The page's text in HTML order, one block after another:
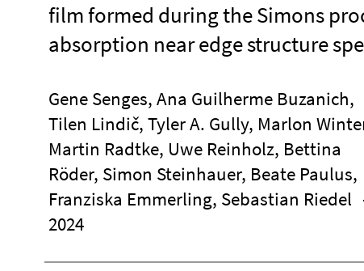
film formed during the Simons
absorption near edge structure
Gene Senges, Ana Guilherme Buzanich,
Tilen Lindič, Tyler A. Gully, Marlon
Martin Radtke, Uwe Reinholz, Bettina
Röder, Simon Steinhauer, Beate Paulus,
Franziska Emmerling, Sebastian Riedel
2024